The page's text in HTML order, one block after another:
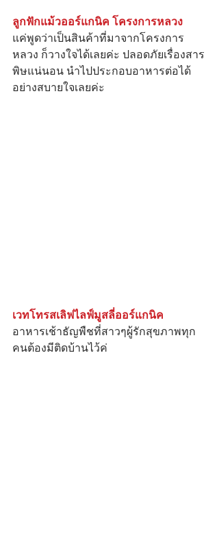
ลูกฟักแม้วออร์แกนิค โครงการหลวง
แค่พูดว่าเป็นสินค้าที่มาจากโครงการ
หลวง ก็วางใจได้เลยค่ะ ปลอดภัยเรื่องสาร
พิษแน่นอน นําไปประกอบอาหารต่อได้
อย่างสบายใจเลยค่ะ
เวทโทรสเลิฟไลฟ์มูสลี่ออร์แกนิค
อาหารเช้าธัญพืชที่สาวๆผู้รักสุขภาพทุก
คนต้องมีติดบ้านไว้ค่